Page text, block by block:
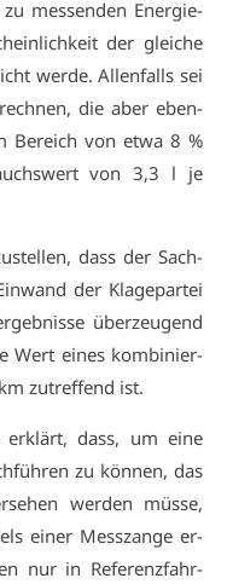
mes­sen­den En­er­gie­
der glei­che
wer­de. Al­len­falls sei
die aber eben­
Be­reich von et­wa 8 %
von 3,3 l je
dass der Sach­
der Kla­ge­par­tei
über­zeu­gend
Wert ei­nes kom­bi­nier­
zu­tref­fend ist.
er­klärt, dass, um ei­ne
zu kön­nen, das
wer­den müs­se,
ei­ner Mess­z­an­ge er­
nur in Re­fe­renz­fahr­